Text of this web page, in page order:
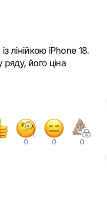
лінійкою iPhone 18.
його ціна
0 0 0